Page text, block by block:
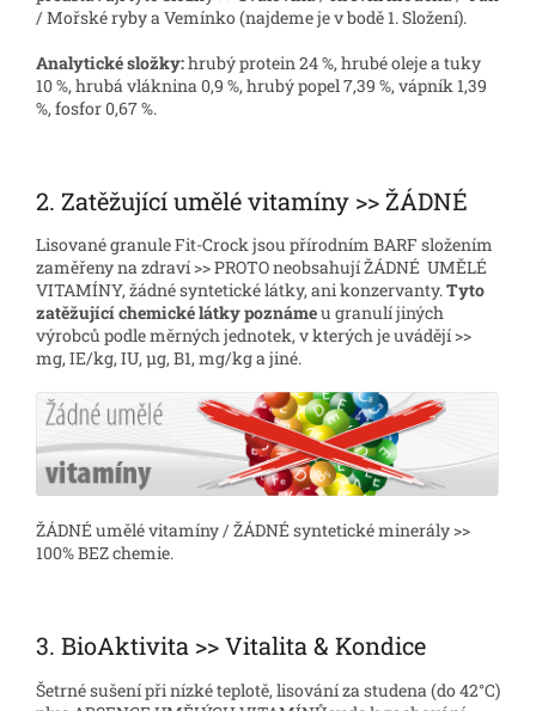
/ Mořské ryby a Vemínko (najdeme je v bodě 1. Složení).
Analytické složky:hrubý protein 24 %, hrubé oleje a tuky
10 %, hrubá vláknina 0,9 %, hrubý popel 7,39 %, vápník 1,39
%, fosfor 0,67 %.
2. Zatěžující umělé vitamíny >> ŽÁDNÉ
Lisované granule Fit-Crock jsou přírodním BARF složením
zaměřeny na zdraví >> PROTO neobsahují ŽÁDNÉ UMĚLÉ
VITAMÍNY, žádné syntetické látky, ani konzervanty.Tyto
zatěžující chemické látky poznámeu granulí jiných
výrobců podle měrných jednotek, v kterých je uvádějí >>
mg, IE/kg, IU, µg, B1, mg/kg a jiné.
ŽÁDNÉ umělé vitamíny / ŽÁDNÉ syntetické minerály >>
100% BEZ chemie.
3. BioAktivita >> Vitalita & Kondice
Šetrné sušení při nízké teplotě, lisování za studena (do 42°C)